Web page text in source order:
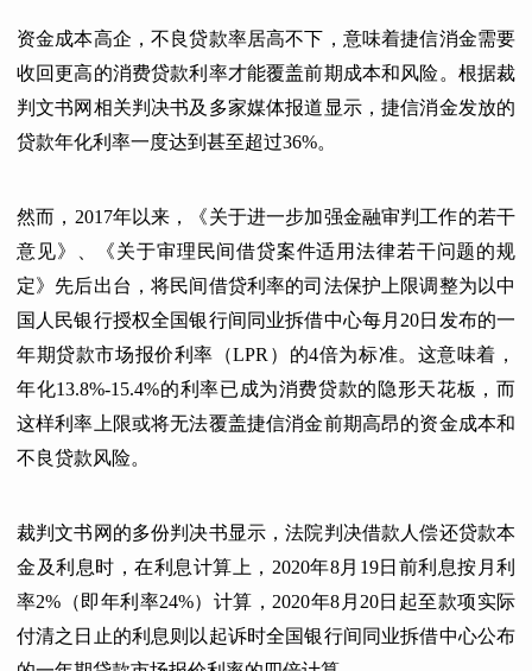
资金成本高企，不良贷款率居高不下，意味着捷信消金需要
收回更高的消费贷款利率才能覆盖前期成本和风险。根据裁
判文书网相关判决书及多家媒体报道显示，捷信消金发放的
贷款年化利率一度达到甚至超过36%。
然而，2017年以来，《关于进一步加强金融审判工作的若干
意见》、《关于审理民间借贷案件适用法律若干问题的规
定》先后出台，将民间借贷利率的司法保护上限调整为以中
国人民银行授权全国银行间同业拆借中心每月20日发布的一
年期贷款市场报价利率（LPR）的4倍为标准。这意味着，
年化13.8%-15.4%的利率已成为消费贷款的隐形天花板，而
这样利率上限或将无法覆盖捷信消金前期高昂的资金成本和
不良贷款风险。
裁判文书网的多份判决书显示，法院判决借款人偿还贷款本
金及利息时，在利息计算上，2020年8月19日前利息按月利
率2%（即年利率24%）计算，2020年8月20日起至款项实际
付清之日止的利息则以起诉时全国银行间同业拆借中心公布